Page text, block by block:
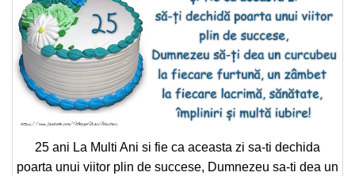
25 ani La Multi Ani si fie ca aceasta zi sa-ti dechida
poarta unui viitor plin de succese, Dumnezeu sa-ti dea un